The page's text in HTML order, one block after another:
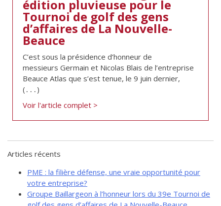
de solidarité
Futurpreneur
Événements et formations
Documentation
édition pluvieuse pour le
Tournoi de golf des gens
d’affaires de La Nouvelle-
Beauce
C’est sous la présidence d’honneur de
messieurs Germain et Nicolas Blais de l’entreprise
Beauce Atlas que s’est tenue, le 9 juin dernier,
(․․․)
Voir l'article complet >
Articles récents
PME : la filière défense, une vraie opportunité pour
votre entreprise?
Groupe Baillargeon à l’honneur lors du 39e Tournoi de